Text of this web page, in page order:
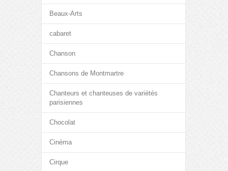
Beaux-Arts
cabaret
Chanson
Chansons de Montmartre
Chanteurs et chanteuses de variétés
parisiennes
Chocolat
Cinéma
Cirque